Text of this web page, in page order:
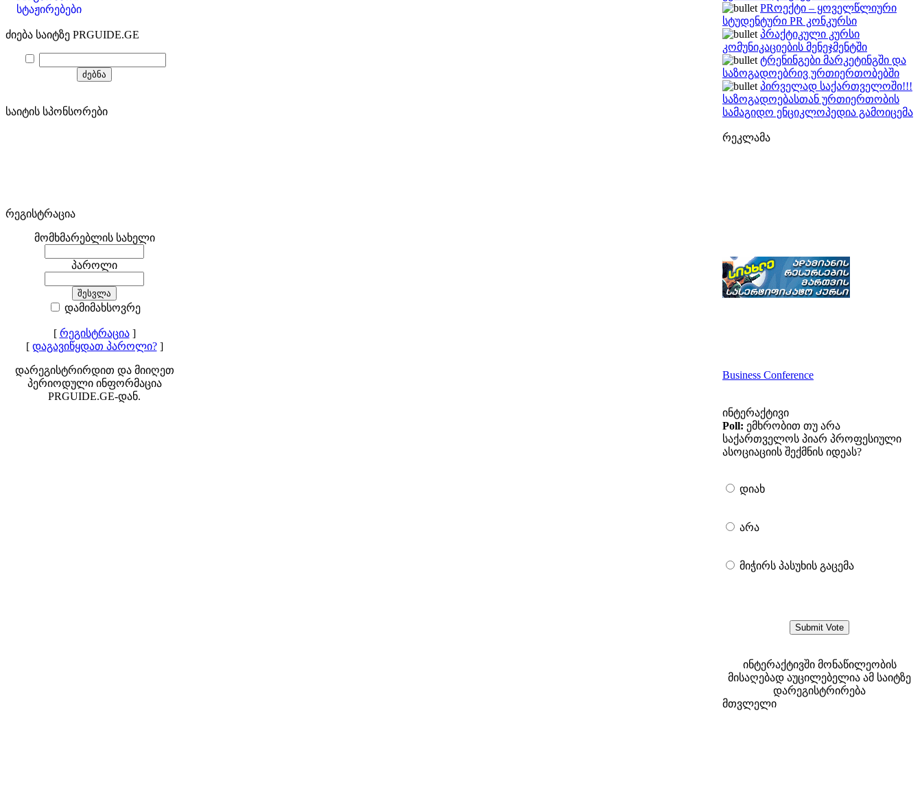
სტაჟირებები
ძიება საიტზე PRGUIDE.GE
საიტის სპონსორები
რეგისტრაცია
მომხმარებლის სახელი
პაროლი
დამიმახსოვრე
[ რეგისტრაცია]
[ დაგავიწყდათ პაროლი?]
დარეგისტრირდით და მიიღეთ
პერიოდული ინფორმაცია
PRGUIDE.GE-დან.
PRოექტი – ყოველწლიური
სტუდენტური PR კონკურსი
პრაქტიკული კურსი
კომუნიკაციების მენეჯმენტში
ტრენინგები მარკეტინგში და
საზოგადოებრივ ურთიერთობებში
პირველად საქართველოში!!!
საზოგადოებასთან ურთიერთობის
სამაგიდო ენციკლოპედია გამოიცემა
რეკლამა
Business Conference
ინტერაქტივი
Poll: ემხრობით თუ არა
საქართველოს პიარ პროფესიული
ასოციაციის შექმნის იდეას?
დიახ
არა
მიჭირს პასუხის გაცემა
ინტერაქტივში მონაწილეობის
მისაღებად აუცილებელია ამ საიტზე
დარეგისტრირება
მთვლელი